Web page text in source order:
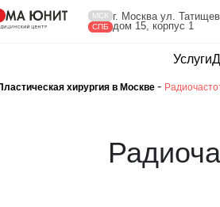
МСК
СПБ
г. Москва ул.
дом 15, корпус 1
Услуги
хирургия в Москве -